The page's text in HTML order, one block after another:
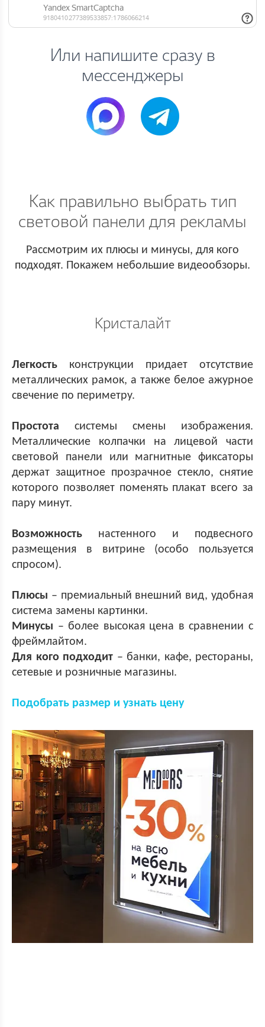
Или напишите сразу в
мессенджеры
Как правильно выбрать тип
световой панели для рекламы
Рассмотрим их плюсы и минусы, для кого
подходят. Покажем небольшие видеообзоры.
Кристалайт
Легкость конструкции придает отсутствие
металлических рамок, а также белое ажурное
свечение по периметру.
Простота системы смены изображения.
Металлические колпачки на лицевой части
световой панели или магнитные фиксаторы
держат защитное прозрачное стекло, снятие
которого позволяет поменять плакат всего за
пару минут.
Возможность настенного и подвесного
размещения в витрине (особо пользуется
спросом).
Плюсы – премиальный внешний вид, удобная
система замены картинки.
Минусы – более высокая цена в сравнении с
фреймлайтом.
Для кого подходит – банки, кафе, рестораны,
сетевые и розничные магазины.
Подобрать размер и узнать цену